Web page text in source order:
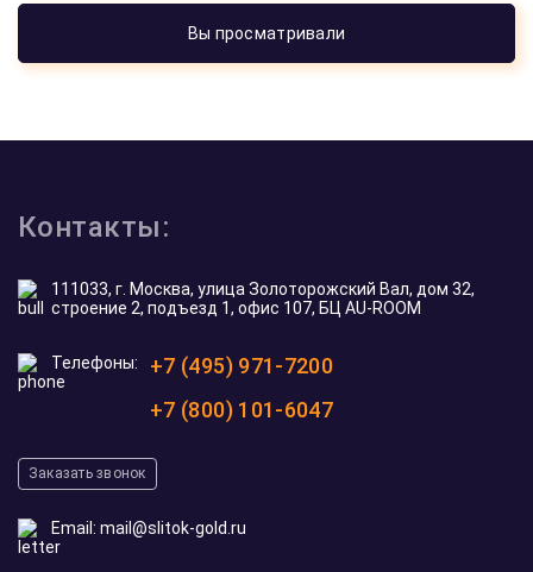
Вы просматривали
Контакты:
111033, г. Москва, улица Золоторожский Вал, дом 32,
строение 2, подъезд 1, офис 107, БЦ AU-ROOM
Телефоны:
+7 (495) 971-7200
+7 (800) 101-6047
Заказать звонок
Email: mail@slitok-gold.ru